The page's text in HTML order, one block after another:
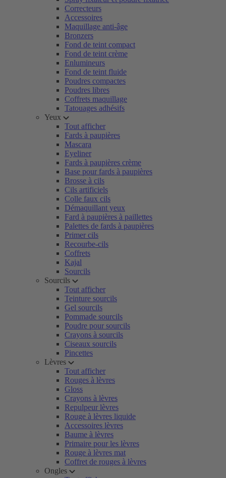
Correcteurs
Accessoires
Maquillage anti-âge
Bronzers
Fond de teint compact
Fond de teint crème
Enlumineurs
Fond de teint fluide
Poudres compactes
Poudres libres
Coffrets maquillage
Tatouages adhésifs
Yeux
Tout afficher
Fards à paupières
Mascara
Eyeliner
Fards à paupières crème
Base pour fards à paupières
Brosse à cils
Cils artificiels
Colle faux cils
Démaquillant yeux
Fard à paupières à paillettes
Palettes de fards à paupières
Primer cils
Recourbe-cils
Coffrets
Kajal
Sourcils
Sourcils
Tout afficher
Teinture sourcils
Gel sourcils
Pommade sourcils
Poudre pour sourcils
Crayons à sourcils
Ciseaux sourcils
Pincettes
Lèvres
Tout afficher
Rouges à lèvres
Gloss
Crayons à lèvres
Repulpeur lèvres
Rouge à lèvres liquide
Accessoires lèvres
Baume à lèvres
Primaire pour les lèvres
Rouge à lèvres mat
Coffret de rouges à lèvres
Ongles